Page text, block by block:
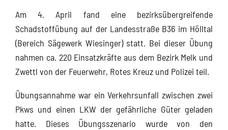
Am 4. April fand eine bezirksübergreifende
Schadstoffübung auf der Landesstraße B36 im Hölltal
(Bereich Sägewerk Wiesinger) statt. Bei dieser Übung
nahmen ca. 220 Einsatzkräfte aus dem Bezirk Melk und
Zwettl von der Feuerwehr, Rotes Kreuz und Polizei teil.
Übungsannahme war ein Verkehrsunfall zwischen zwei
Pkws und einen LKW der gefährliche Güter geladen
hatte. Dieses Übungsszenario wurde von den